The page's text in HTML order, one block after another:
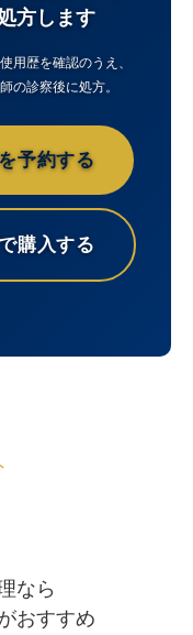
方します
用歴を確認のうえ、
の診察後に処方。
予約する
購入する
なら
おすすめ